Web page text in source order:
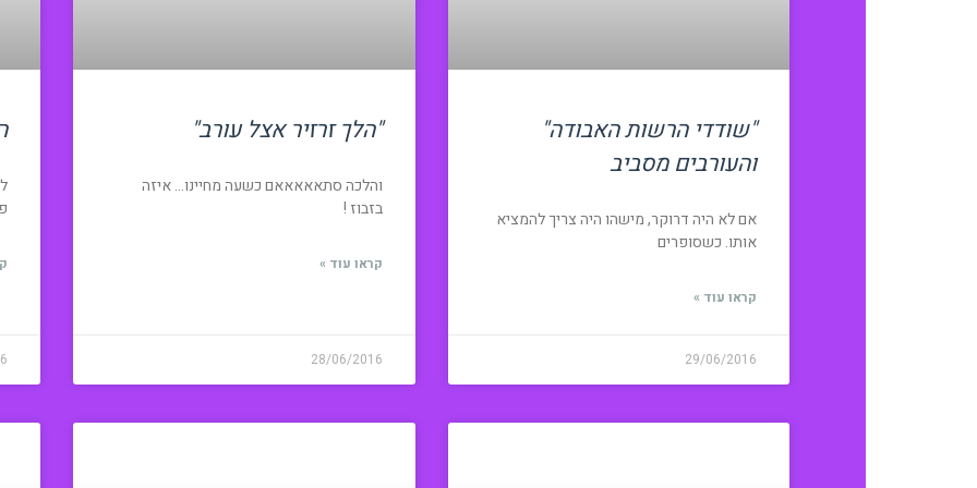
"שודדי הרשות האבודה"
והעורבים מסביב
אם לא היה דרוקר, מישהו היה צריך להמציא
אותו. כשסופרים
קראו עוד »
29/06/2016
"הלך זרזיר אצל עורב"
והלכה סתאאאאאם כשעה מחיינו… איזה
בזבוז !
קראו עוד »
28/06/2016